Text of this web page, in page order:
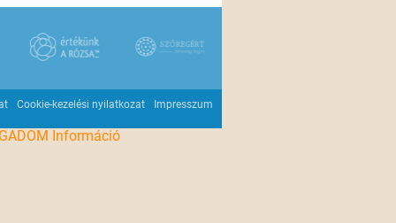
Cookie-kezelési nyilatkozat Impresszum
Információ